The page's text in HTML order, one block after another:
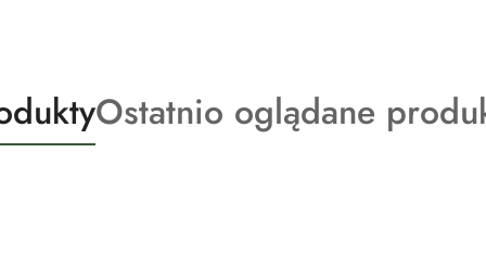
Produkty
o
Ostatnio oglądane